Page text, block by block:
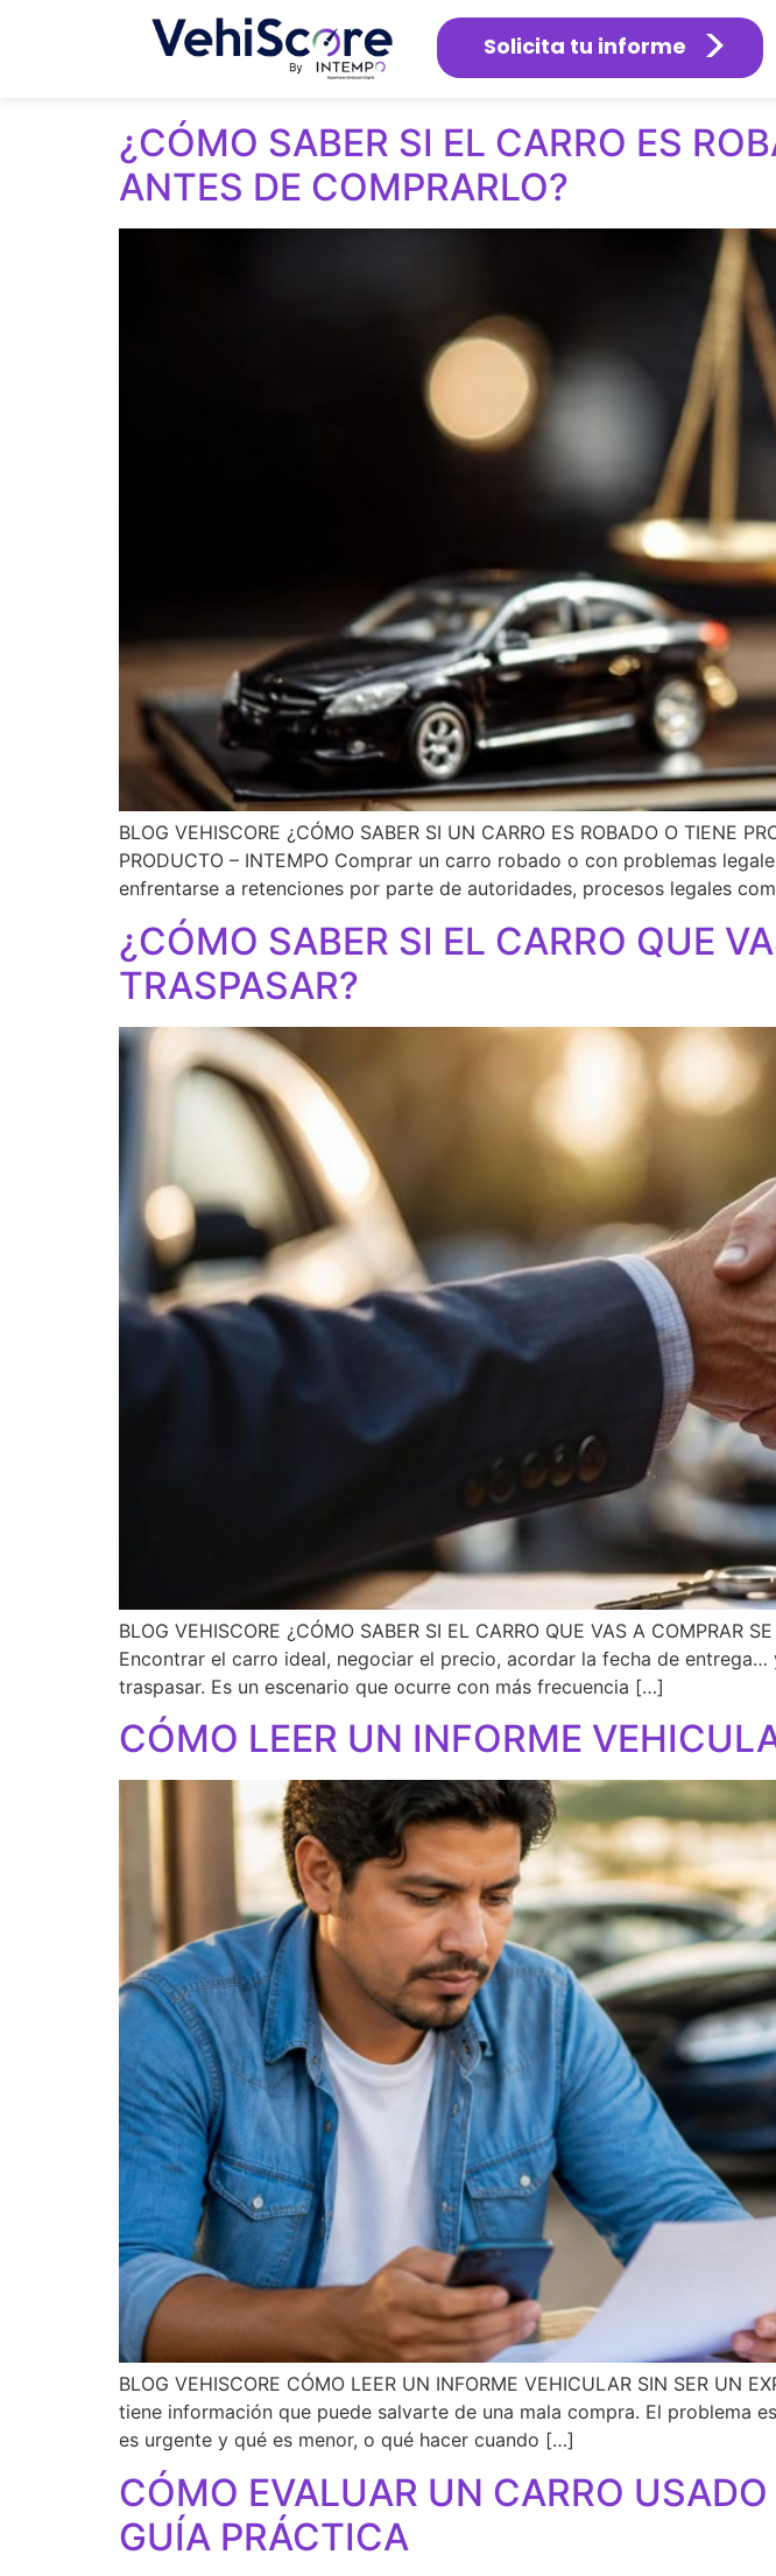
Solicita tu informe >
¿CÓMO SABER SI EL CARRO ES
ANTES DE COMPRARLO?
BLOG VEHISCORE ¿CÓMO SABER SI UN CARRO ES ROBADO O TIENE
PRODUCTO – INTEMPO Comprar un carro robado o con problemas
enfrentarse a retenciones por parte de autoridades, procesos legales
¿CÓMO SABER SI EL CARRO QUE
TRASPASAR?
BLOG VEHISCORE ¿CÓMO SABER SI EL CARRO QUE VAS A COMPRAR
Encontrar el carro ideal, negociar el precio, acordar la fecha de
traspasar. Es un escenario que ocurre con más frecuencia […]
CÓMO LEER UN INFORME
BLOG VEHISCORE CÓMO LEER UN INFORME VEHICULAR SIN SER UN
tiene información que puede salvarte de una mala compra. El problema
es urgente y qué es menor, o qué hacer cuando […]
CÓMO EVALUAR UN CARRO
GUÍA PRÁCTICA